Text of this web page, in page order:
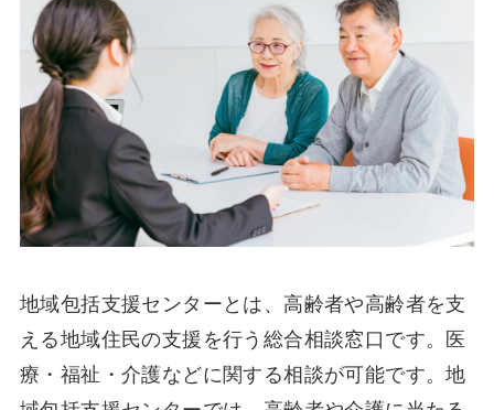
地域包括支援センターとは、高齢者や高齢者を支
える地域住民の支援を行う総合相談窓口です。医
療・福祉・介護などに関する相談が可能です。地